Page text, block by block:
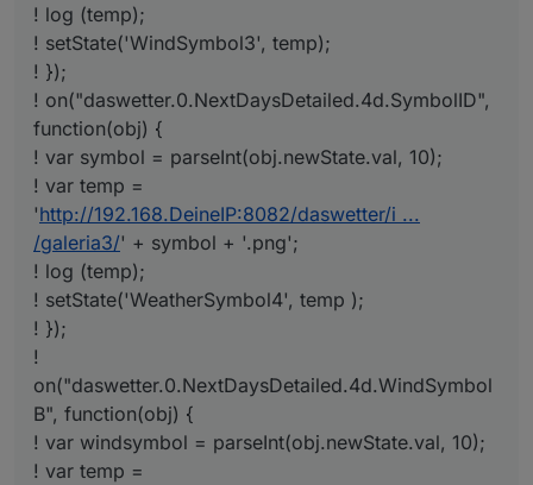
! log (temp);
! setState('WindSymbol3', temp);
! });
! on("daswetter.0.NextDaysDetailed.4d.SymbolID",
function(obj) {
! var symbol = parseInt(obj.newState.val, 10);
! var temp =
'http://192.168.DeineIP:8082/daswetter/i ...
/galeria3/' + symbol + '.png';
! log (temp);
! setState('WeatherSymbol4', temp );
! });
!
on("daswetter.0.NextDaysDetailed.4d.WindSymbol
B", function(obj) {
! var windsymbol = parseInt(obj.newState.val, 10);
! var temp =